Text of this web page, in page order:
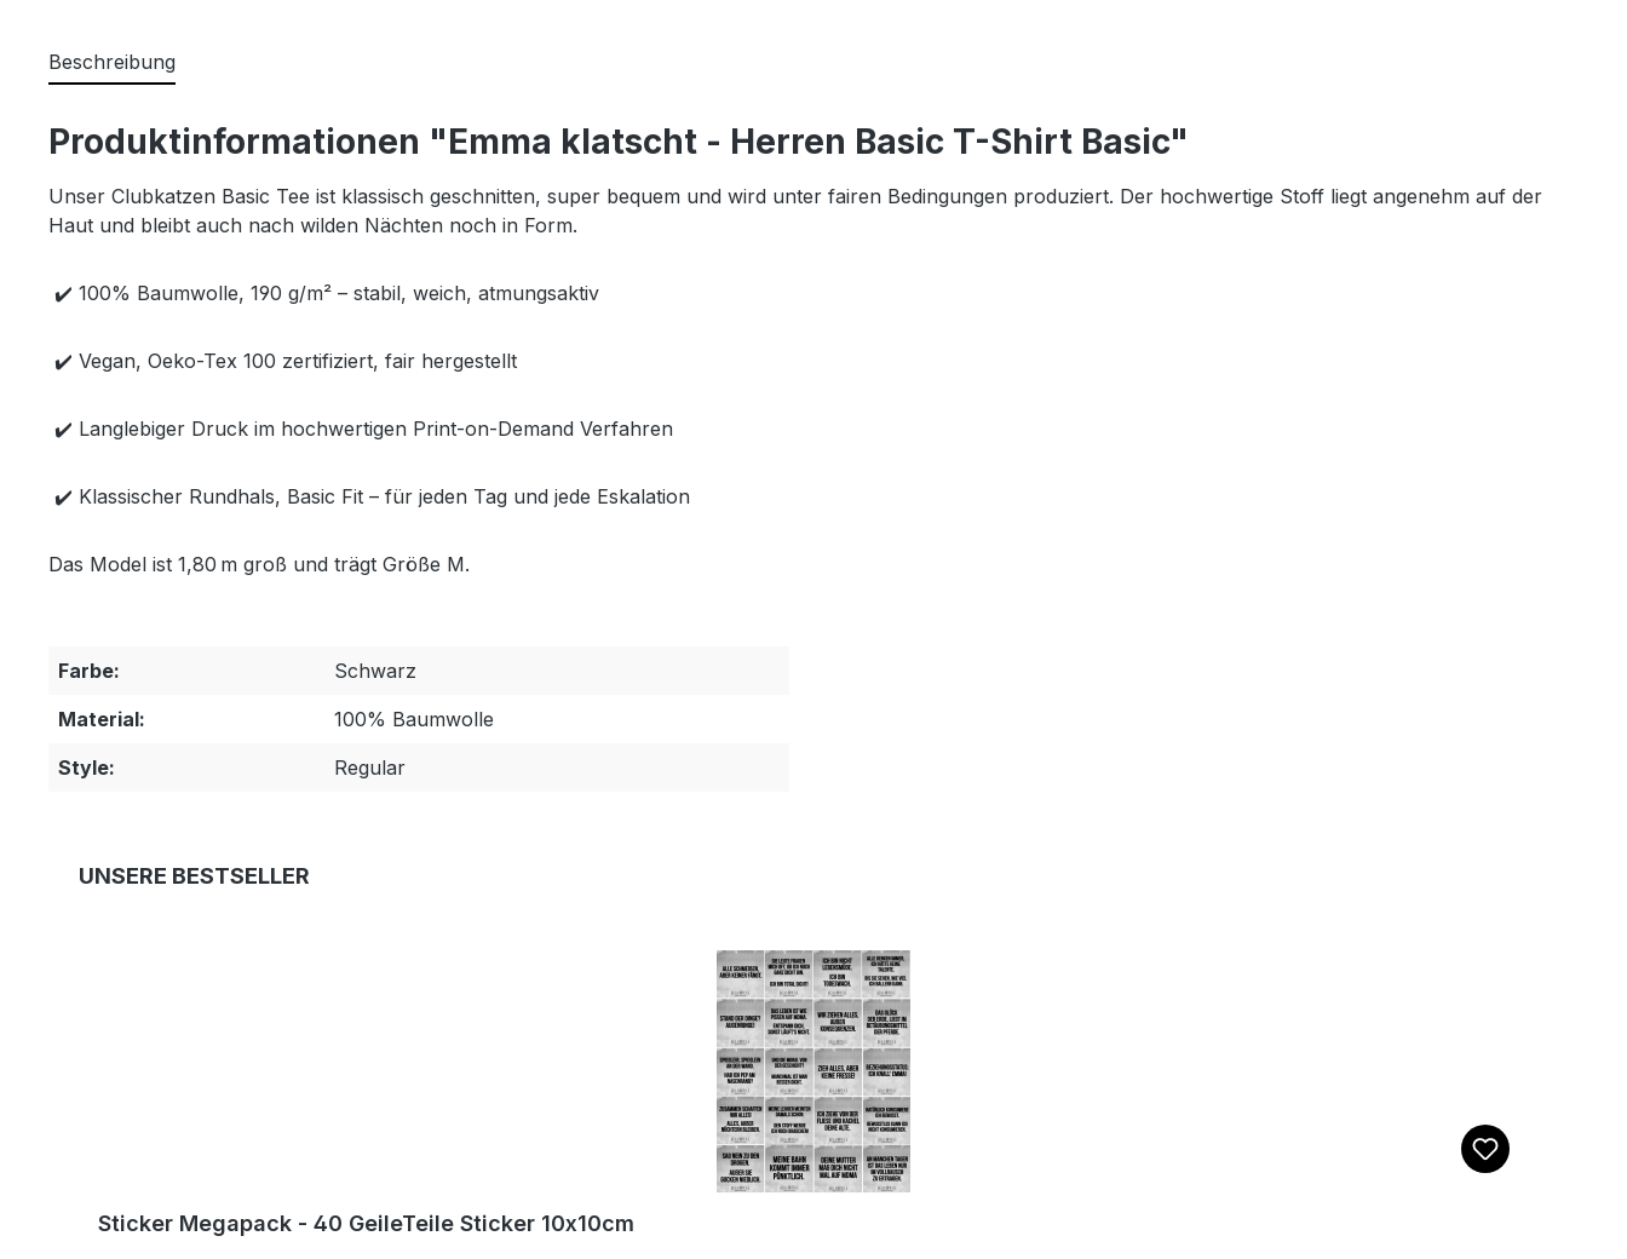
Beschreibung
Produktinformationen "Emma klatscht - Herren Basic T-Shirt Basic"
Unser Clubkatzen Basic Tee ist klassisch geschnitten, super bequem und wird unter fairen Bedingungen produziert. Der hochwertige Stoff liegt angenehm auf der
Haut und bleibt auch nach wilden Nächten noch in Form.
✔️ 100% Baumwolle, 190 g/m² – stabil, weich, atmungsaktiv
✔️ Vegan, Oeko-Tex 100 zertifiziert, fair hergestellt
✔️ Langlebiger Druck im hochwertigen Print-on-Demand Verfahren
✔️ Klassischer Rundhals, Basic Fit – für jeden Tag und jede Eskalation
Das Model ist 1,80 m groß und trägt Größe M.
Farbe:
Schwarz
Material:
100% Baumwolle
Style:
Regular
Produktgalerie überspringen
UNSERE BESTSELLER
Sticker Megapack - 40 GeileTeile Sticker 10x10cm